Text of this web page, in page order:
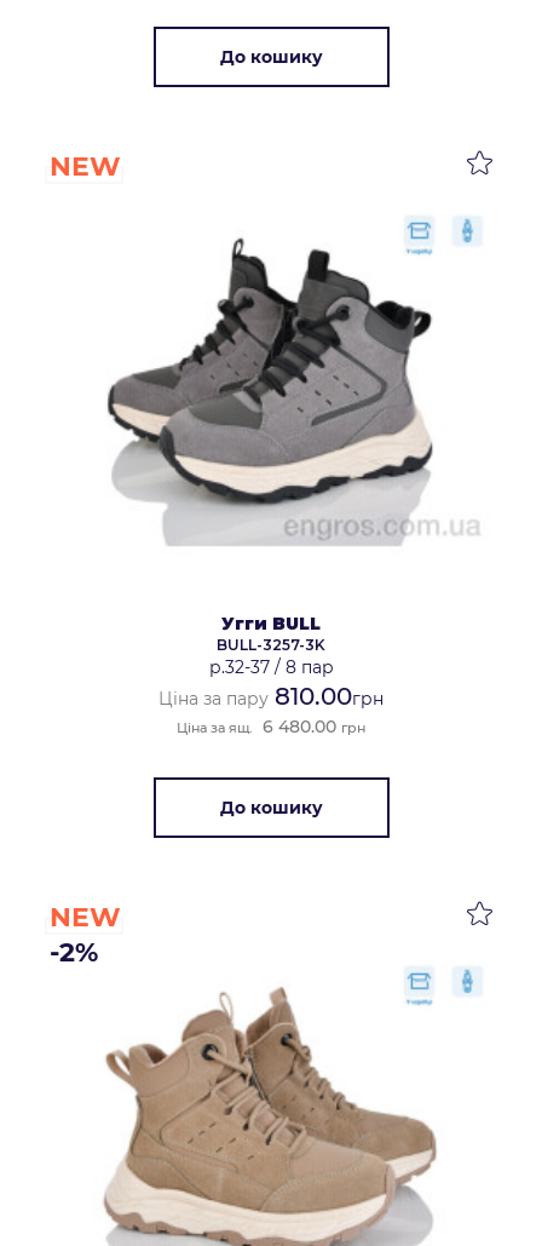
До кошику
NEW
Угги BULL
BULL-3257-3K
р.32-37/ 8 пар
Ціна за пару 810.00грн
Ціна за ящ. 6 480.00 грн
До кошику
NEW
-2%